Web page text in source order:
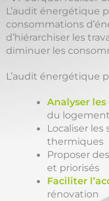
L’audit énergétique
consommations
d’hiérarchiser les
diminuer les
L’audit énergétique
Analyser
du logement
Localiser
thermiques
Proposer
et priorisés
Faciliter
rénovation